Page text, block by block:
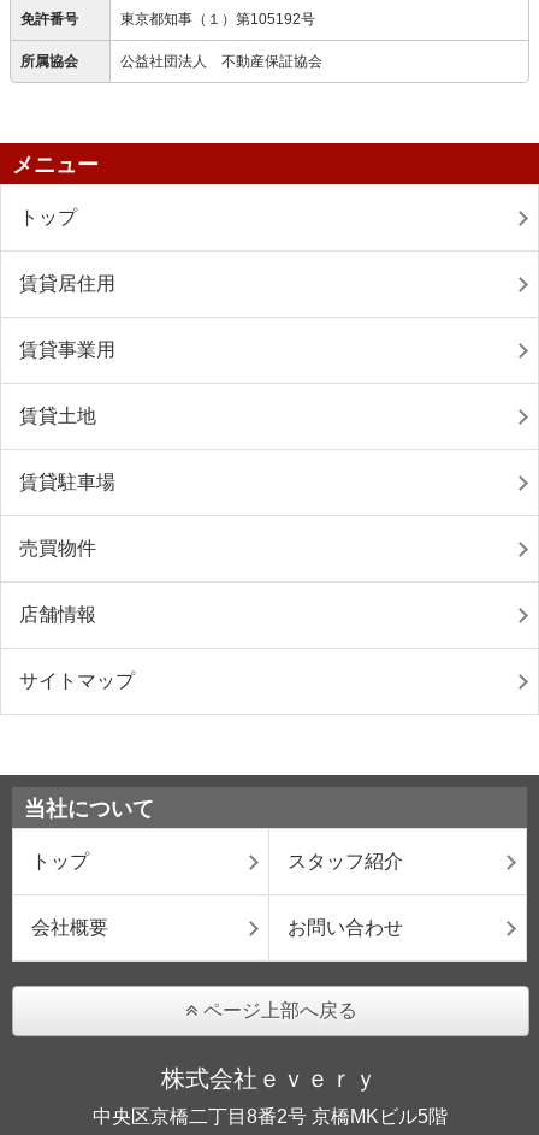
免許番号 東京都知事（１）第105192号
所属協会 公益社団法人 不動産保証協会
メニュー
トップ
賃貸居住用
賃貸事業用
賃貸土地
賃貸駐車場
売買物件
店舗情報
サイトマップ
当社について
トップ スタッフ紹介
会社概要 お問い合わせ
ページ上部へ戻る
株式会社ｅｖｅｒｙ
中央区京橋二丁目8番2号 京橋MKビル5階